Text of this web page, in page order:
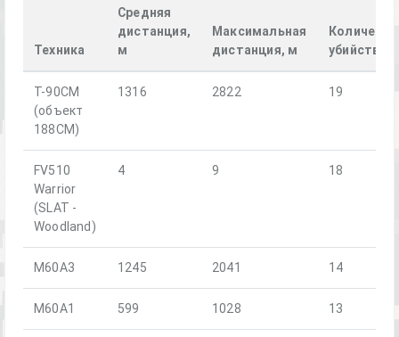
Техника
Средняя
дистанция,
м
Максимальная
дистанция, м
убийств
Т-90СМ
(объект
188СМ)
1316 2822 19
FV510
Warrior
(SLAT -
Woodland)
4 9 18
M60A3 1245 2041 14
M60A1 599 1028 13